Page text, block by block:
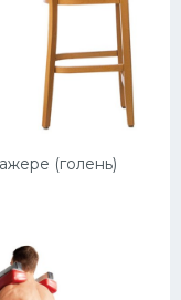
(голень)